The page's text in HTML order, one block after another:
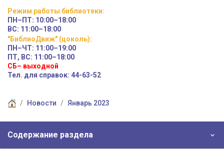
Режим работы библиотеки:
ПН–ПТ: 10:00–18:00
ВС: 11:00–18:00
"БиблиоДвиж" (цоколь):
ПН–ЧТ: 11:00–19:00
ПТ, ВС: 11:00–18:00
СБ– выходной
Тел. для справок: 44-63-52
Новости Январь 2023
Содержание раздела